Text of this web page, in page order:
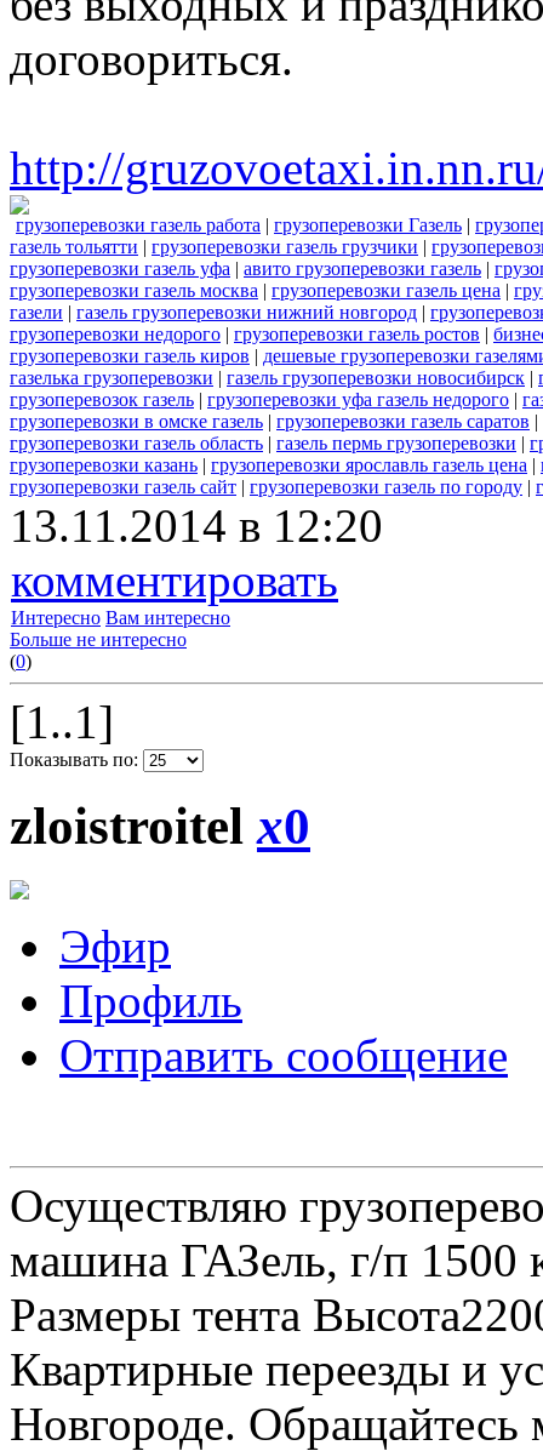
договориться.
http://
грузоперевозки газель работа | грузоперевозки Газель |
газель тольятти | грузоперевозки газель грузчики |
грузоперевозки газель уфа | авито грузоперевозки газель |
грузоперевозки газель москва | грузоперевозки газель цена |
газели | газель грузоперевозки нижний новгород |
грузоперевозки недорого | грузоперевозки газель ростов |
грузоперевозки газель киров | дешевые грузоперевозки
газелька грузоперевозки | газель грузоперевозки новосибирск |
грузоперевозок газель | грузоперевозки уфа газель недорого |
грузоперевозки в омске газель | грузоперевозки газель саратов |
грузоперевозки газель область | газель пермь грузоперевозки |
грузоперевозки казань | грузоперевозки ярославль газель цена |
грузоперевозки газель сайт | грузоперевозки газель по городу |
13.11.2014 в 12:20
комментировать
Интересно Вам интересно
Больше не интересно
(0)
[1..1]
Показывать по:
zloistroitelx0
Эфир
Профиль
Отправить сообщение
Осуществляю
машина ГАЗель, г/п 1500
Размеры тента
Квартирные переезды и
Новгороде.